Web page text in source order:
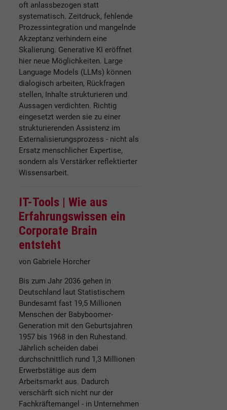
oft anlassbezogen statt
systematisch. Zeitdruck, fehlende
Prozessintegration und mangelnde
Akzeptanz verhindern eine
Skalierung. Generative KI eröffnet
hier neue Möglichkeiten. Large
Language Models (LLMs) können
dialogisch arbeiten, Rückfragen
stellen, Inhalte strukturieren und
Aussagen verdichten. Richtig
eingesetzt werden sie zu einer
strukturierenden Assistenz im
Externalisierungsprozess - nicht als
Ersatz menschlicher Expertise,
sondern als Verstärker reflektierter
Wissensarbeit.
IT-Tools | Wie aus
Erfahrungswissen ein
Corporate Brain
entsteht
von Gabriele Horcher
Bis zum Jahr 2036 gehen in
Deutschland laut Statistischem
Bundesamt fast 19,5 Millionen
Menschen der Babyboomer-
Generation mit den Geburtsjahren
1957 bis 1968 in den Ruhestand.
Jährlich scheiden dabei
durchschnittlich rund 1,3 Millionen
Erwerbstätige aus dem
Arbeitsmarkt aus. Dadurch
verschärft sich nicht nur der
Fachkräftemangel - in Unternehmen